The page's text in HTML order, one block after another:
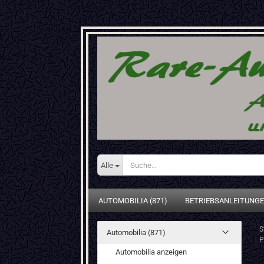
Alle
AUTOMOBILIA (871)
Automobilia (871)
Automobilia anzeigen